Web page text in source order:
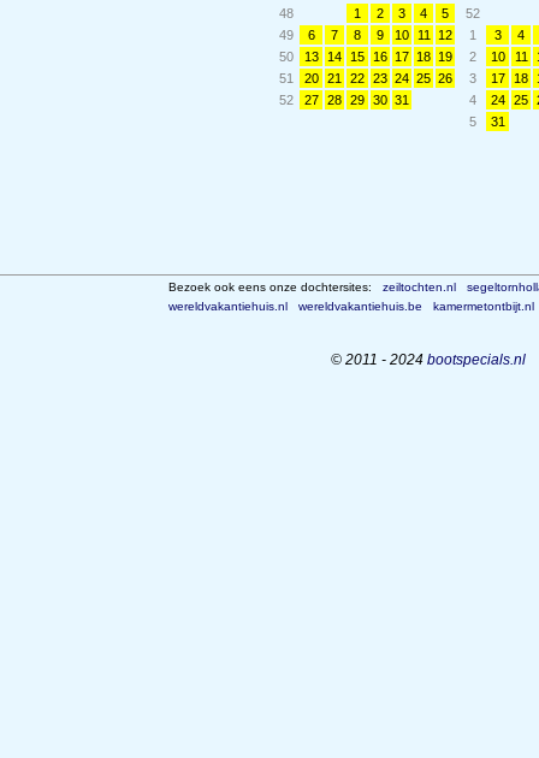
48
1 2 3 4
5
49
6 7 8 9 10 11
12
50
13 14 15 16 17 18 19
51
20 21 22 23 24 25 26
52
27 28 29 30 31
52
1
3
4
2
10 11
3
17 18
4
24 25
5
31
Bezoek ook eens onze dochtersites: zeiltochten.nl
wereldvakantiehuis.nl
wereldvakantiehuis.be kamermetontbijt.nl
© 2011 - 2024 bootspecials.nl